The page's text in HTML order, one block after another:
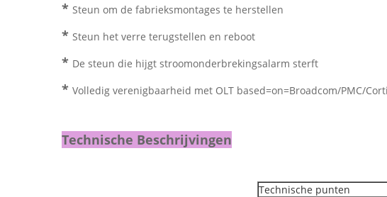
* Steun om de fabrieksmontages te herstellen
* Steun het verre terugstellen en reboot
* De steun die hijgt stroomonderbrekingsalarm sterft
* Volledig verenigbaarheid met OLT based=on=Broadcom/PMC/
Technische Beschrijvingen
Technische punten